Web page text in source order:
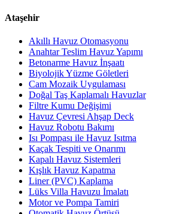
Ataşehir
Akıllı Havuz Otomasyonu
Anahtar Teslim Havuz Yapımı
Betonarme Havuz İnşaatı
Biyolojik Yüzme Göletleri
Cam Mozaik Uygulaması
Doğal Taş Kaplamalı Havuzlar
Filtre Kumu Değişimi
Havuz Çevresi Ahşap Deck
Havuz Robotu Bakımı
Isı Pompası ile Havuz Isıtma
Kaçak Tespiti ve Onarımı
Kapalı Havuz Sistemleri
Kışlık Havuz Kapatma
Liner (PVC) Kaplama
Lüks Villa Havuzu İmalatı
Motor ve Pompa Tamiri